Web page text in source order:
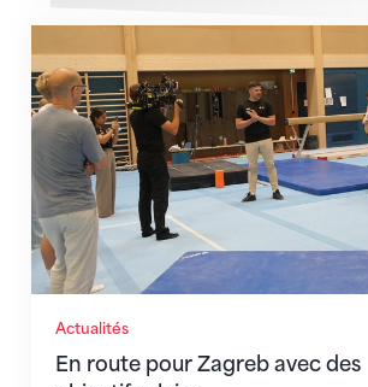
Actualités
En route pour Zagreb avec des
En route pour Zagreb avec des